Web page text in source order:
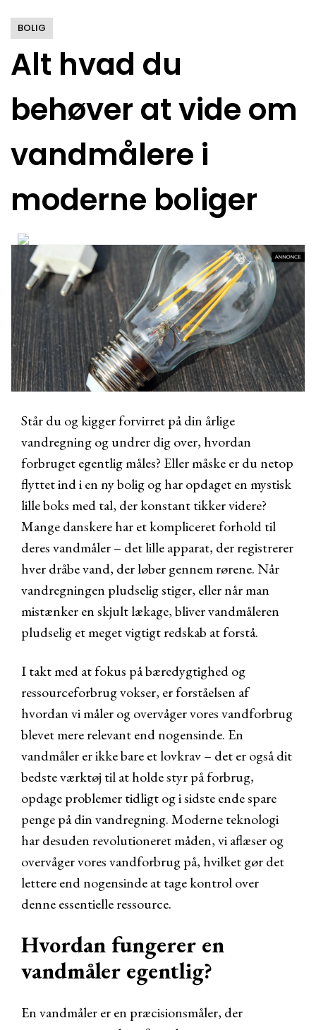
Alt hvad du
behøver at vide om
vandmålere i
moderne boliger
BOLIG
Står du og kigger forvirret på din årlige
vandregning og undrer dig over, hvordan
forbruget egentlig måles? Eller måske er du netop
flyttet ind i en ny bolig og har opdaget en mystisk
lille boks med tal, der konstant tikker videre?
Mange danskere har et kompliceret forhold til
deres vandmåler – det lille apparat, der registrerer
hver dråbe vand, der løber gennem rørene. Når
vandregningen pludselig stiger, eller når man
mistænker en skjult lækage, bliver vandmåleren
pludselig et meget vigtigt redskab at forstå.
I takt med at fokus på bæredygtighed og
ressourceforbrug vokser, er forståelsen af
hvordan vi måler og overvåger vores vandforbrug
blevet mere relevant end nogensinde. En
vandmåler er ikke bare et lovkrav – det er også dit
bedste værktøj til at holde styr på forbrug,
opdage problemer tidligt og i sidste ende spare
penge på din vandregning. Moderne teknologi
har desuden revolutioneret måden, vi aflæser og
overvåger vores vandforbrug på, hvilket gør det
lettere end nogensinde at tage kontrol over
denne essentielle ressource.
Hvordan fungerer en
vandmåler egentlig?
En vandmåler er en præcisionsmåler, der